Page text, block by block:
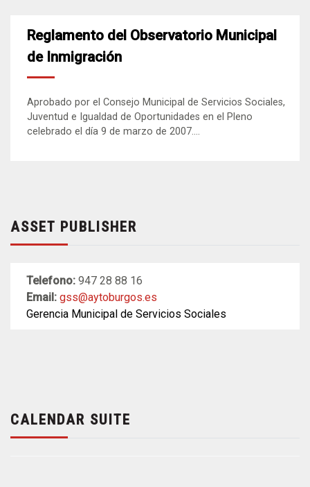
Reglamento del Observatorio Municipal
de Inmigración
Aprobado por el Consejo Municipal de Servicios Sociales,
Juventud e Igualdad de Oportunidades en el Pleno
celebrado el día 9 de marzo de 2007....
ASSET PUBLISHER
Telefono: 947 28 88 16
Email: gss@aytoburgos.es
Gerencia Municipal de Servicios Sociales
CALENDAR SUITE